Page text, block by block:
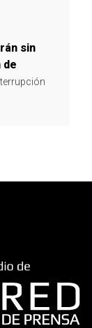
sin
de